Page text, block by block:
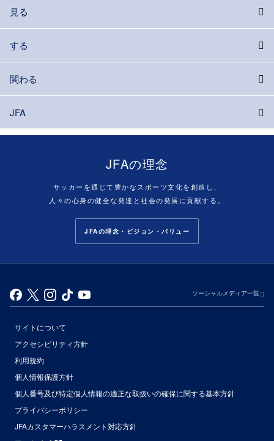
見る
する
関わる
JFA
JFAの理念
サッカーを通じて豊かなスポーツ文化を創造し、
人々の心身の健全な発達と社会の発展に貢献する。
JFAの理念・ビジョン・バリュー
ソーシャルメディア一覧
サイトについて
アクセシビリティ方針
利用規約
個人情報保護方針
個人番号及び特定個人情報の適正な取扱いの確保に関する基本方針
プライバシーポリシー
JFAカスタマーハラスメント対応方針